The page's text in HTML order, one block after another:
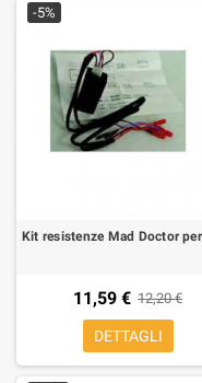
-5%
11,59 € 12,20 €
DETTAGLI